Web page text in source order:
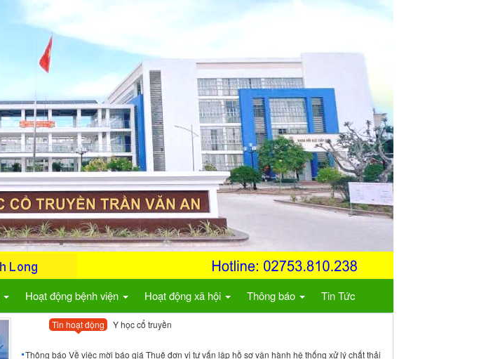
Hoạt động bệnh viện Hoạt động xã hội Thông báo Tin Tức
Tin hoạt động Y học cổ truyền
Thông báo Về việc mời báo giá Thuê đơn vị tư vấn lập hồ sơ vận hành hệ thống xử lý chất thải